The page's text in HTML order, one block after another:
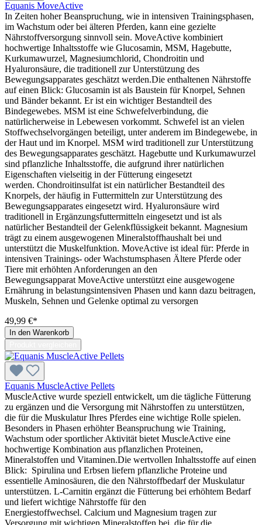
Equanis MoveActive
In Zeiten hoher Beanspruchung, wie in intensiven Trainingsphasen,
im Wachstum oder bei älteren Pferden, kann eine gezielte
Nährstoffversorgung sinnvoll sein. MoveActive kombiniert
hochwertige Inhaltsstoffe wie Glucosamin, MSM, Hagebutte,
Kurkumawurzel, Magnesiumchlorid, Chondroitin und
Hyaluronsäure, die traditionell zur Unterstützung des
Bewegungsapparates geschätzt werden.Die enthaltenen Nährstoffe
auf einen Blick: Glucosamin ist als Baustein für Knorpel, Sehnen
und Bänder bekannt. Er ist ein wichtiger Bestandteil des
Bindegewebes. MSM ist eine Schwefelverbindung, die
natürlicherweise in Lebewesen vorkommt. Schwefel ist an vielen
Stoffwechselvorgängen beteiligt, unter anderem im Bindegewebe, in
der Haut und im Knorpel. MSM wird traditionell zur Unterstützung
des Bewegungsapparates geschätzt. Hagebutte und Kurkumawurzel
sind pflanzliche Inhaltsstoffe, die aufgrund ihrer natürlichen
Eigenschaften vielseitig in der Fütterung eingesetzt
werden. Chondroitinsulfat ist ein natürlicher Bestandteil des
Knorpels, der häufig in Futtermitteln zur Unterstützung des
Bewegungsapparates eingesetzt wird. Hyaluronsäure wird
traditionell in Ergänzungsfuttermitteln eingesetzt und ist als
natürlicher Bestandteil der Gelenkflüssigkeit bekannt. Magnesium
trägt zu einem ausgewogenen Mineralstoffhaushalt bei und
unterstützt die Muskelfunktion. MoveActive ist ideal für: Pferde in
intensiven Trainings- oder Wachstumsphasen Ältere Pferde oder
Tiere mit erhöhten Anforderungen an den
Bewegungsapparat MoveActive unterstützt eine ausgewogene
Ernährung in belastungsintensiven Phasen und kann dazu beitragen,
Muskeln, Sehnen und Gelenke optimal zu versorgen
49,99 €*
In den Warenkorb
Equanis MuscleActive Pellets
MuscleActive wurde speziell entwickelt, um die tägliche Fütterung
zu ergänzen und die Versorgung mit Nährstoffen zu unterstützen,
die für die Muskulatur Ihres Pferdes eine wichtige Rolle spielen.
Besonders in Phasen erhöhter Beanspruchung wie Training,
Wachstum oder sportlicher Aktivität bietet MuscleActive eine
hochwertige Kombination aus pflanzlichen Proteinen,
Mineralstoffen und Vitaminen.Die wertvollen Inhaltsstoffe auf einen
Blick: Spirulina und Erbsen liefern pflanzliche Proteine und
essentielle Aminosäuren, die den Nährstoffbedarf der Muskulatur
unterstützen. L-Carnitin ergänzt die Fütterung bei erhöhtem Bedarf
und liefert wichtige Nährstoffe für den
Energiestoffwechsel. Calcium und Magnesium tragen zur
Versorgung mit wichtigen Mineralstoffen bei, die für die